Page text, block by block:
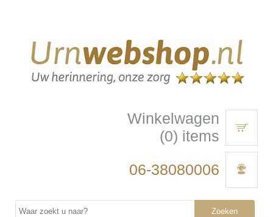
Winkelwagen
(0) items
06-38080006
Zoeken